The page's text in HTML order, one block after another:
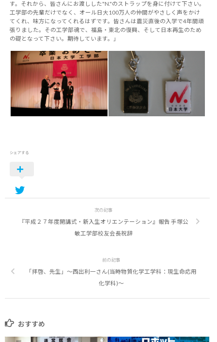
す。それから、皆さんにお渡しした"N."のストラップを身に付けて下さい。
工学部の先輩だけでなく、オール日大100万人の仲間がやさしく声をかけ
てくれ、味方になってくれるはずです。皆さんは震災直後の入学で4年間頑
張りました。その工学部魂で、福島・東北の復興、そして日本再生のため
の礎となって下さい。期待しています。」
シェアする
次の記事
『平成２７年度開講式・新入生オリエンテーション』報告 手塚公
敏工学部校友会長祝辞
前の記事
「拝啓、先生」～西出利一さん(当時物質化学工学科：現生命応用
化学科)〜
おすすめ